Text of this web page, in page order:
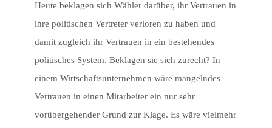
Heute beklagen sich Wähler darüber, ihr Vertrauen in
ihre politischen Vertreter verloren zu haben und
damit zugleich ihr Vertrauen in ein bestehendes
politisches System. Beklagen sie sich zurecht? In
einem Wirtschaftsunternehmen wäre mangelndes
Vertrauen in einen Mitarbeiter ein nur sehr
vorübergehender Grund zur Klage. Es wäre vielmehr